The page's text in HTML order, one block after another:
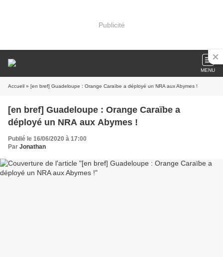
Publicité
MENU
Accueil » [en bref] Guadeloupe : Orange Caraïbe a déployé un NRA aux Abymes !
[en bref] Guadeloupe : Orange Caraïbe a
déployé un NRA aux Abymes !
Publié le 16/06/2020 à 17:00
Par Jonathan